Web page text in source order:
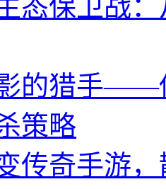
态保卫战
的猎手——
策略
传奇手游